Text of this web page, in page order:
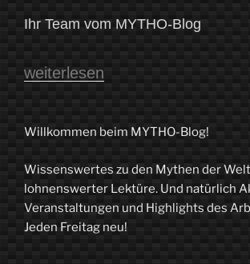
Ihr Team vom MYTHO-Blog
„Der
Blog
extra
1.0
–
weiterlesen
Willkommen beim MYTHO-Blog!
Wissenswertes zu den Mythen der
lohnenswerter Lektüre. Und natürlich
Veranstaltungen und Highlights des
Jeden Freitag neu!